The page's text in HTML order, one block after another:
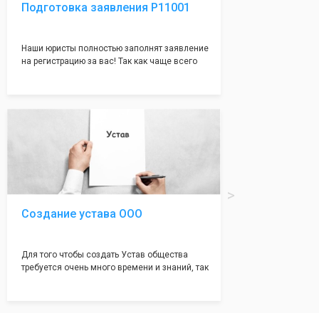
Подготовка заявления Р11001
Наши юристы полностью заполнят заявление
на регистрацию за вас! Так как чаще всего
большая часть отказов - наши юристы с
оформление самого сложного документа на
себя! Многолетний опыт работы наших
юристов позволяет оформлять заявление без
ошибок, тем самым гарантируя вам
успешную регистрацию в налоговой
Создание устава ООО
Для того чтобы создать Устав общества
требуется очень много времени и знаний, так